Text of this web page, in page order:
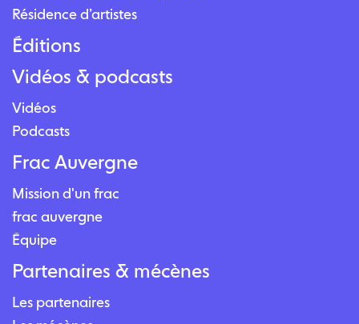
Résidence d’artistes
Éditions
Vidéos & podcasts
Vidéos
Podcasts
Frac Auvergne
Mission d'un frac
frac auvergne
Équipe
Partenaires & mécènes
Les partenaires